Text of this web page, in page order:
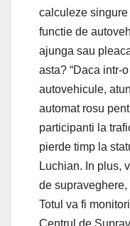
calculeze
functie de
ajunga sau
asta? “Daca intr-
autovehicule,
automat rosu
participanti la
pierde timp la
Luchian. In plus,
de
Totul va fi
Centrul de